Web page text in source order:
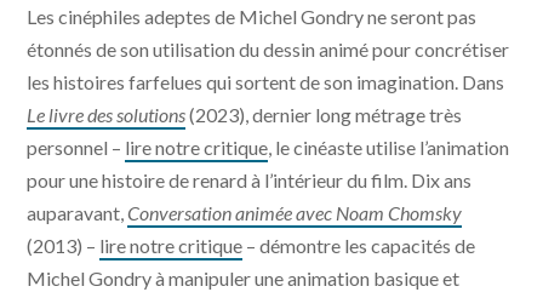
Les cinéphiles adeptes de Michel Gondry ne seront pas
étonnés de son utilisation du dessin animé pour concrétiser
les histoires farfelues qui sortent de son imagination. Dans
Le livre des solutions(2023), dernier long métrage très
personnel – lire notre critique, le cinéaste utilise l’animation
pour une histoire de renard à l’intérieur du film. Dix ans
auparavant,Conversation animée avec Noam Chomsky
(2013) – lire notre critique – démontre les capacités de
Michel Gondry à manipuler une animation basique et